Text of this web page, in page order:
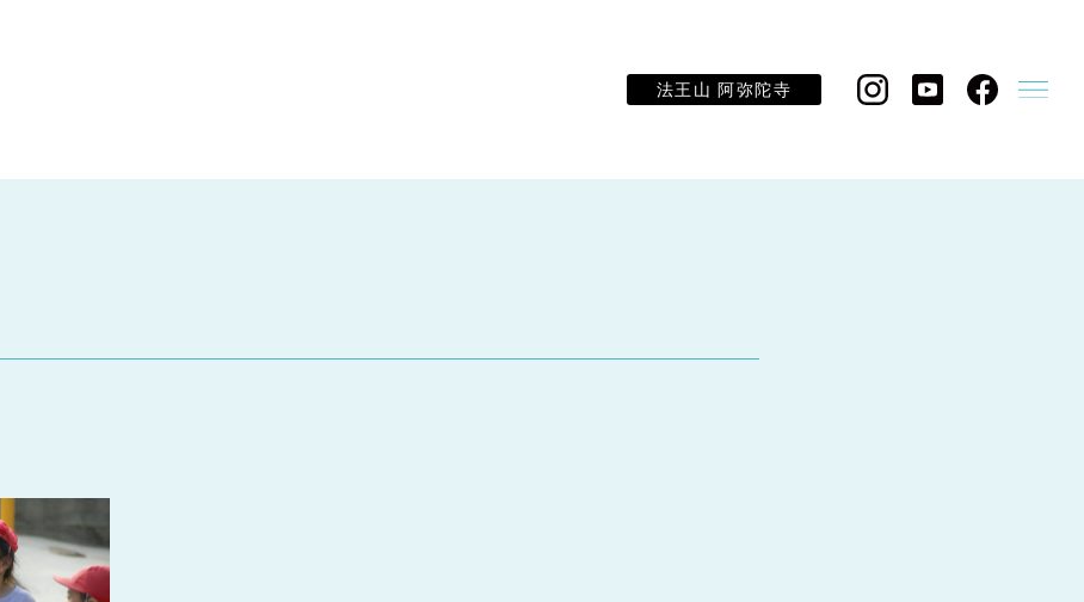
法王山 阿弥陀寺